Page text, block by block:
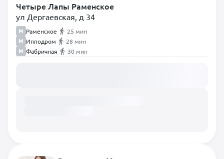
Четыре Лапы Раменское
ул Дергаевская, д 34
Раменское
25 мин
Ипподром
28 мин
Фабричная
30 мин